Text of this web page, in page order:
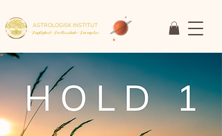
ASTROLOGISK INSTITUT
Faglighed • Fællesskab• Fornyelse